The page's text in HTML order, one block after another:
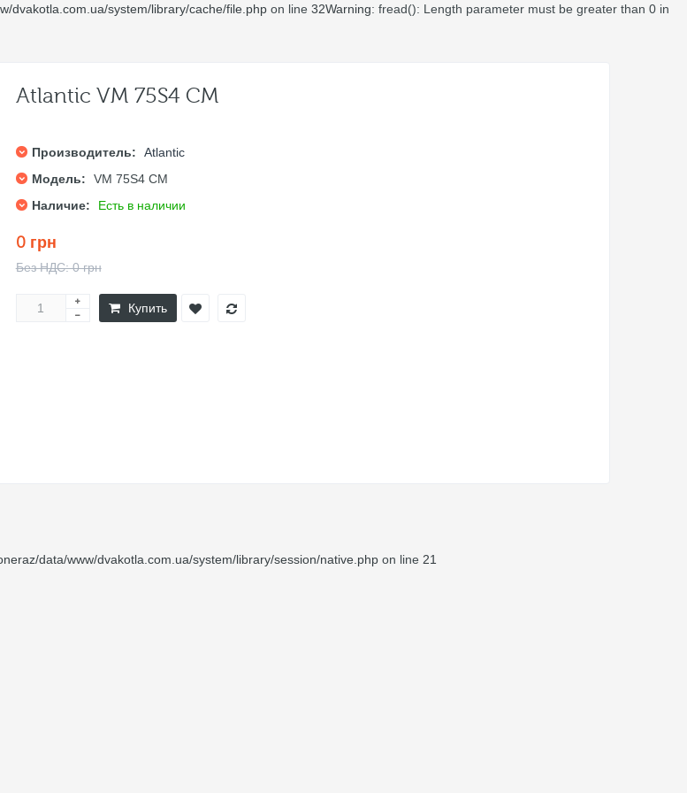
dvakotla.com.ua/system/library/cache/file.php on line 32Warning: fread(): Length parameter must be greater than 0 in
Atlantic VM 75S4 CM
Производитель:
Atlantic
Модель:
VM 75S4 CM
Наличие:
Есть в наличии
0 грн
Без НДС: 0 грн
Купить
data/www/dvakotla.com.ua/system/library/session/native.php on line 21